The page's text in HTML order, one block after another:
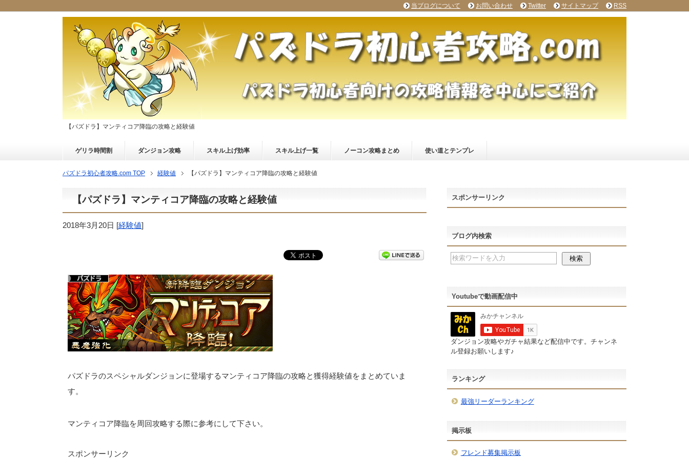
【パズドラ】マンティコア降臨の攻略と経験値
ゲリラ時間割 ダンジョン攻略 スキル上げ効率 スキル上げ一覧 ノーコン攻略まとめ 使い道とテンプレ
パズドラ初心者攻略.com TOP 経験値 【パズドラ】マンティコア降臨の攻略と経験値
【パズドラ】マンティコア降臨の攻略と経験値
2018年3月20日 [経験値]
パズドラのスペシャルダンジョンに登場するマンティコア降臨の攻略と獲得経験値をまとめていま
す。
マンティコア降臨を周回攻略する際に参考にして下さい。
スポンサーリンク
スポンサーリンク
ブログ内検索
Youtubeで動画配信中
ダンジョン攻略やガチャ結果など配信中です。チャンネ
ル登録お願いします♪
ランキング
最強リーダーランキング
掲示板
フレンド募集掲示板
当ブログについて お問い合わせ Twitter サイトマップ RSS